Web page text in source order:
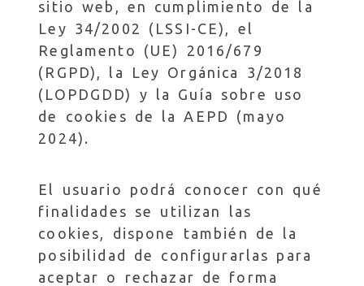
sitio web, en cumplimiento de la
Ley 34/2002 (LSSI-CE), el
Reglamento (UE) 2016/679
(RGPD), la Ley Orgánica 3/2018
(LOPDGDD) y la Guía sobre uso
de cookies de la AEPD (mayo
2024).
El usuario podrá conocer con qué
finalidades se utilizan las
cookies, dispone también de la
posibilidad de configurarlas para
aceptar o rechazar de forma